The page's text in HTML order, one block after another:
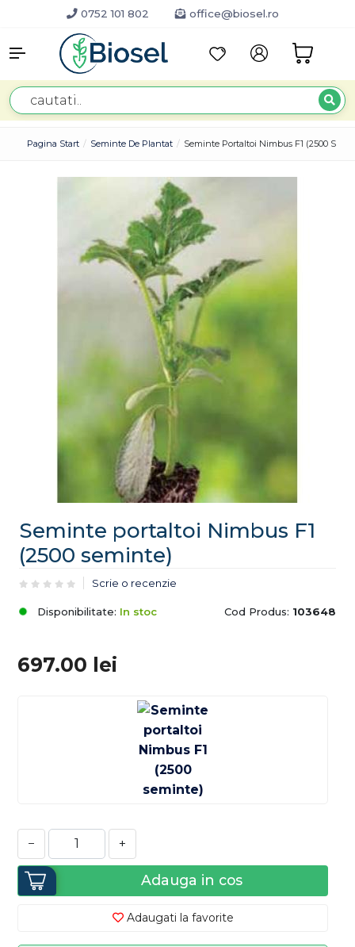
0752 101 802 office@biosel.ro
Pagina Start Seminte De Plantat Seminte Portaltoi Nimbus F1 (2500
Seminte portaltoi Nimbus F1
(2500 seminte)
Scrie o recenzie
Disponibilitate: In stoc Cod Produs: 103648
697.00 lei
− +
Adauga in cos
Adaugati la favorite